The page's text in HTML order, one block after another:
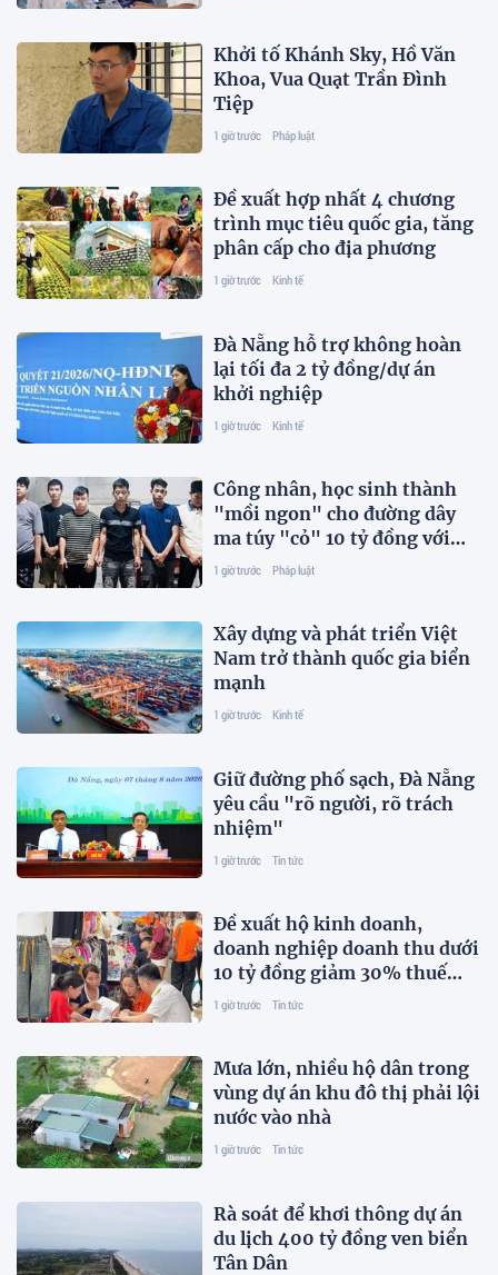
Khởi tố Khánh Sky, Hồ Văn
Khoa, Vua Quạt Trần Đình
Tiệp
1 giờ trước Pháp luật
Đề xuất hợp nhất 4 chương
trình mục tiêu quốc gia, tăng
phân cấp cho địa phương
1 giờ trước Kinh tế
Đà Nẵng hỗ trợ không hoàn
lại tối đa 2 tỷ đồng/dự án
khởi nghiệp
1 giờ trước Kinh tế
Công nhân, học sinh thành
"mồi ngon" cho đường dây
ma túy "cỏ" 10 tỷ đồng với
hàng nghìn giao dịch
1 giờ trước Pháp luật
Xây dựng và phát triển Việt
Nam trở thành quốc gia biển
mạnh
1 giờ trước Kinh tế
Giữ đường phố sạch, Đà Nẵng
yêu cầu "rõ người, rõ trách
nhiệm"
1 giờ trước Tin tức
Đề xuất hộ kinh doanh,
doanh nghiệp doanh thu dưới
10 tỷ đồng giảm 30% thuế
thu nhập
1 giờ trước Tin tức
Mưa lớn, nhiều hộ dân trong
vùng dự án khu đô thị phải lội
nước vào nhà
1 giờ trước Tin tức
Rà soát để khơi thông dự án
du lịch 400 tỷ đồng ven biển
Tân Dân